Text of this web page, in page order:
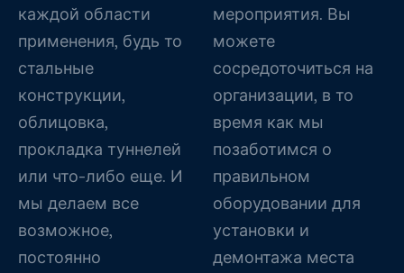
каждой области
применения, будь то
стальные
конструкции,
облицовка,
прокладка туннелей
или что-либо еще. И
мы делаем все
возможное,
постоянно
мероприятия. Вы
можете
сосредоточиться на
организации, в то
время как мы
позаботимся о
правильном
оборудовании для
установки и
демонтажа места